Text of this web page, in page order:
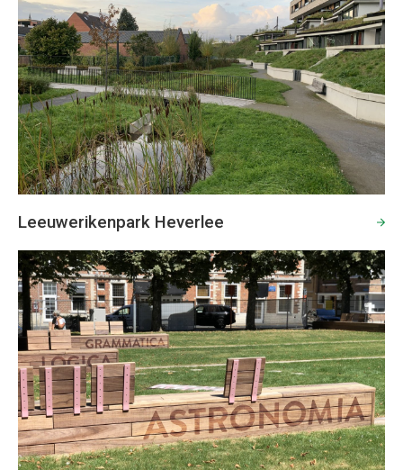
Leeuwerikenpark Heverlee